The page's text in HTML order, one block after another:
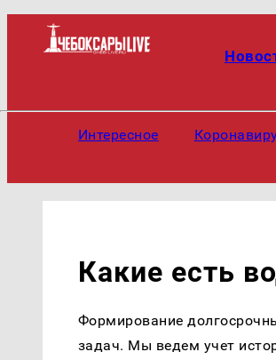
Интересное
Какие есть
Формирование
задач. Мы ведем учет